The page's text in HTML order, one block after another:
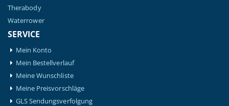
Therabody
Waterrower
SERVICE
Mein Konto
Mein Bestellverlauf
Meine Wunschliste
Meine Preisvorschläge
GLS Sendungsverfolgung